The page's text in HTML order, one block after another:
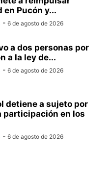
Pucón y...
- 6 de agosto de 2026
a dos personas por
a la ley de...
- 6 de agosto de 2026
detiene a sujeto por
participación en los
- 6 de agosto de 2026